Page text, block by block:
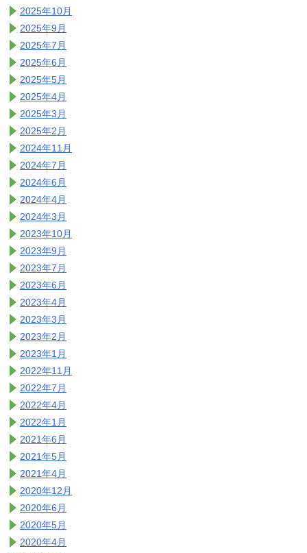
2025年10月
2025年9月
2025年7月
2025年6月
2025年5月
2025年4月
2025年3月
2025年2月
2024年11月
2024年7月
2024年6月
2024年4月
2024年3月
2023年10月
2023年9月
2023年7月
2023年6月
2023年4月
2023年3月
2023年2月
2023年1月
2022年11月
2022年7月
2022年4月
2022年1月
2021年6月
2021年5月
2021年4月
2020年12月
2020年6月
2020年5月
2020年4月